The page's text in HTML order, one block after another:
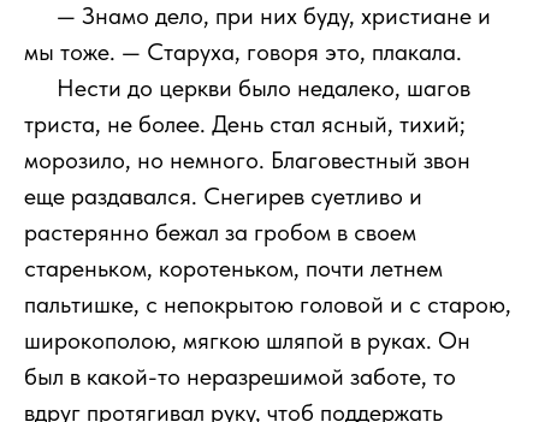
— Знамо дело, при них буду, христиане и
мы тоже. — Старуха, говоря это, плакала.
Нести до церкви было недалеко, шагов
триста, не более. День стал ясный, тихий;
морозило, но немного. Благовестный звон
еще раздавался. Снегирев суетливо и
растерянно бежал за гробом в своем
стареньком, коротеньком, почти летнем
пальтишке, с непокрытою головой и с старою,
широкополою, мягкою шляпой в руках. Он
был в какой-то неразрешимой заботе, то
вдруг протягивал руку, чтоб поддержать